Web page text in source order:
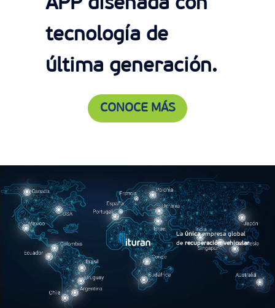
tecnología de
última generación.
CONOCE MÁS
La únicaempresa global
de recuperación vehicular